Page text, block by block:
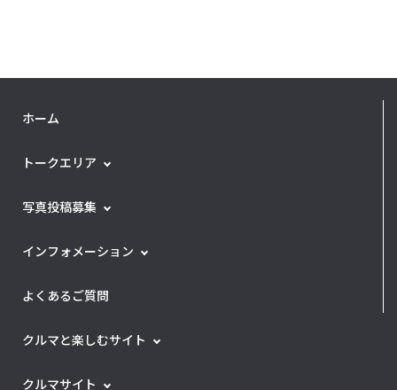
ホーム
トークエリア
写真投稿募集
インフォメーション
よくあるご質問
クルマと楽しむサイト
クルマサイト